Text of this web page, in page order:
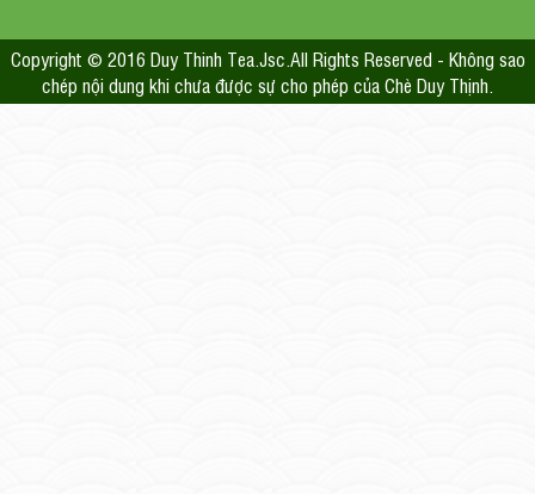
Copyright © 2016 Duy Thinh Tea.Jsc.All Rights Reserved - Không sao
chép nội dung khi chưa được sự cho phép của Chè Duy Thịnh.